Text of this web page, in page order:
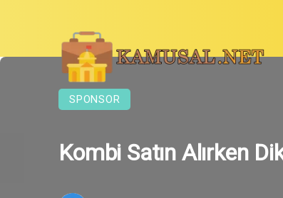
SPONSOR
Kombi Satın Alırken